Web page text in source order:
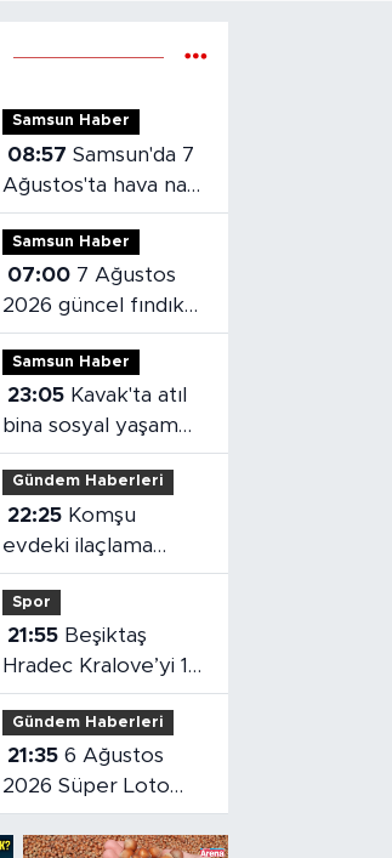
Samsun Haber
08:57 Samsun'da 7
Ağustos'ta hava nasıl
olacak?
Samsun Haber
07:00
2026 güncel fındık
fiyatları
Samsun Haber
23:05
bina sosyal yaşam
merkezine
dönüştürüldü
Gündem Haberleri
22:25
evdeki ilaçlama
küçük çocuğun
ölümüne neden oldu
Spor
21:55
Hradec Kralove’yi 1-
0 mağlup etti
Gündem Haberleri
21:35 6 Ağustos
2026 Süper Loto
sonuçları açıklandı